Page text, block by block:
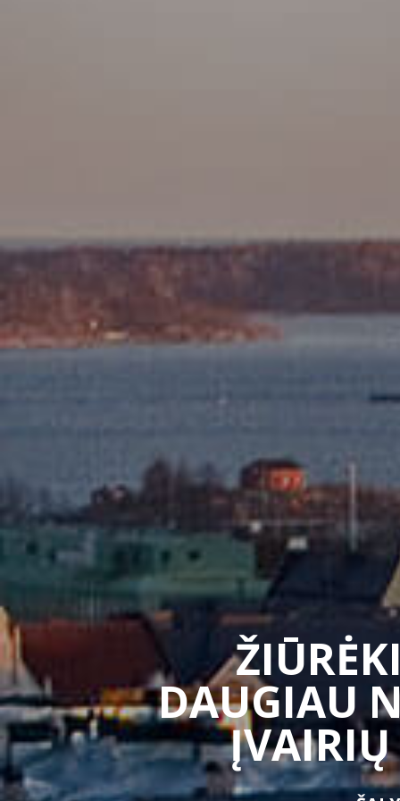
DAUGIAU
ĮVAIRIŲ